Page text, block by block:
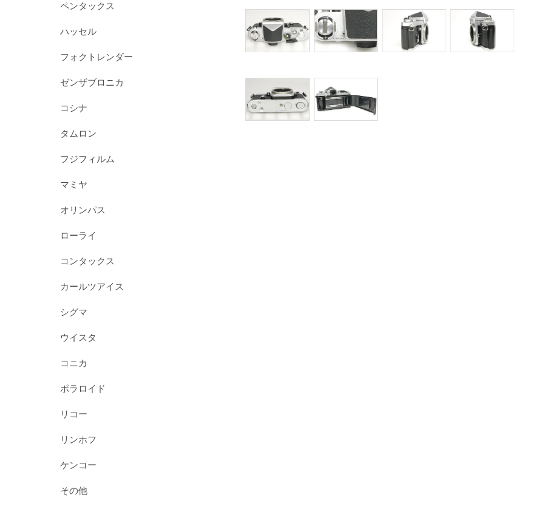
ペンタックス
ハッセル
フォクトレンダー
ゼンザブロニカ
コシナ
タムロン
フジフィルム
マミヤ
オリンパス
ローライ
コンタックス
カールツアイス
シグマ
ウイスタ
コニカ
ポラロイド
リコー
リンホフ
ケンコー
その他